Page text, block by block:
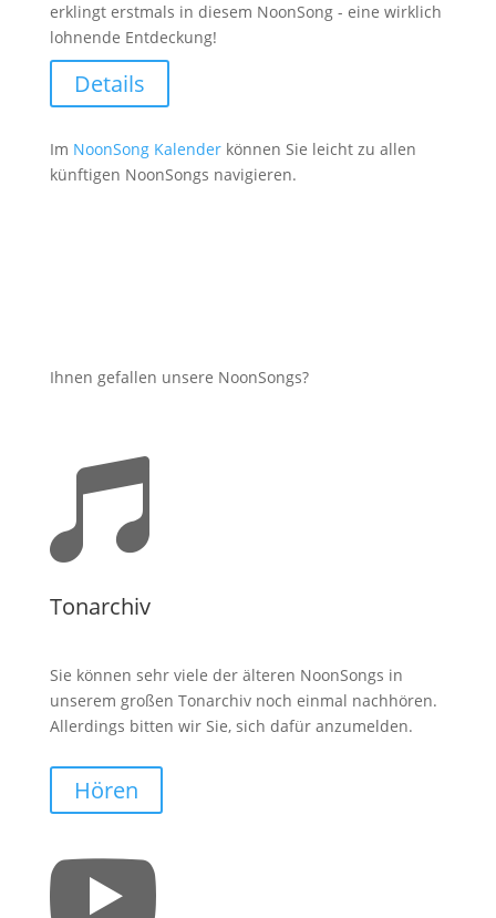
erklingt erstmals in diesem NoonSong - eine wirklich
lohnende Entdeckung!
Details
Im NoonSong Kalenderkönnen Sie leicht zu allen
künftigen NoonSongs navigieren.
Ihnen gefallen unsere NoonSongs?

Tonarchiv
Sie können sehr viele der älteren NoonSongs in
unserem großen Tonarchiv noch einmal nachhören.
Allerdings bitten wir Sie, sich dafür anzumelden.
Hören
